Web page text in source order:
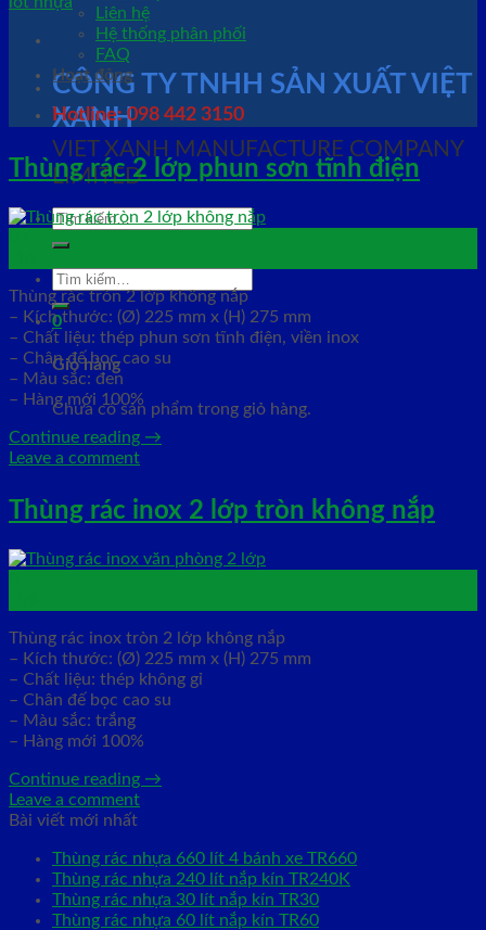
CÔNG TY TNHH SẢN XUẤT VIỆT
XANH
VIET XANH MANUFACTURE COMPANY
LIMITED
Tìm
Tìm
kiếm:
0
Giỏ hàng
Chưa có sản phẩm trong giỏ hàng.
Liên hệ
Hệ thống phân phối
FAQ
Hoạt động
Hotline: 098 442 3150
Thùng rác 2 lớp phun sơn tĩnh điện
Thùng rác tròn 2 lớp không nắp
– Kích thước: (Ø) 225 mm x (H) 275 mm
– Chất liệu: thép phun sơn tĩnh điện, viền inox
– Chân đế bọc cao su
– Màu sắc: đen
– Hàng mới 100%
Continue reading →
Leave a comment
Thùng rác inox 2 lớp tròn không nắp
Thùng rác inox tròn 2 lớp không nắp
– Kích thước: (Ø) 225 mm x (H) 275 mm
– Chất liệu: thép không gỉ
– Chân đế bọc cao su
– Màu sắc: trắng
– Hàng mới 100%
Continue reading →
Leave a comment
Bài viết mới nhất
Thùng rác nhựa 660 lít 4 bánh xe TR660
Thùng rác nhựa 240 lít nắp kín TR240K
Thùng rác nhựa 30 lít nắp kín TR30
Thùng rác nhựa 60 lít nắp kín TR60